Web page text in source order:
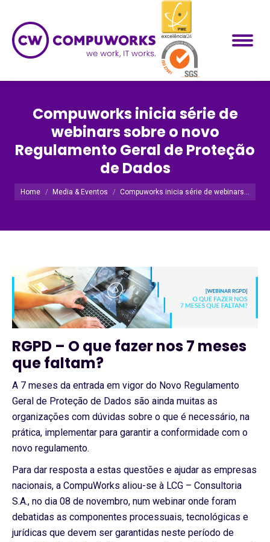
Compuworks inicia série de
webinars sobre o novo
Regulamento Geral de Proteção
de Dados
Você está aqui:
Home Media & Eventos Compuworks inicia série de webinars…
RGPD – O que fazer nos 7 meses
que faltam?
A 7 meses da entrada em vigor do Novo Regulamento
Geral de Proteção de Dados são ainda muitas as
organizações com dúvidas sobre o que é necessário, na
prática, implementar para garantir a conformidade com o
novo regulamento.
Para dar resposta a estas questões e ajudar as empresas
nacionais, a CompuWorks aliou-se à LCG – Consultoria
S.A., no dia 08 de novembro, num webinar onde foram
debatidas as componentes processuais, tecnológicas e
jurídicas que devem ser garantidas neste período de